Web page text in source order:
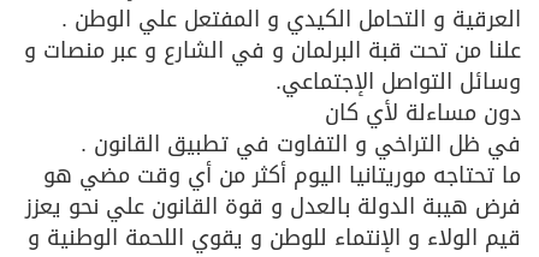
العرقية و التحامل الكيدي و المفتعل علي الوطن .
علنا من تحت قبة البرلمان و في الشارع و عبر منصات و
وسائل التواصل الإجتماعي.
دون مساءلة لأي كان
في ظل التراخي و التفاوت في تطبيق القانون .
ما تحتاجه موريتانيا اليوم أكثر من أي وقت مضي هو
فرض هيبة الدولة بالعدل و قوة القانون علي نحو يعزز
قيم الولاء و الإنتماء للوطن و يقوي اللحمة الوطنية و